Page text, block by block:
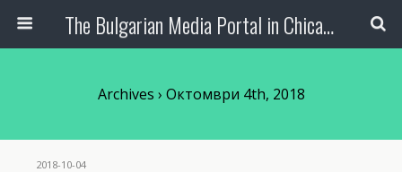
The Bulgarian Media Portal in Chicago
Archives › Октомври 4th, 2018
2018-10-04